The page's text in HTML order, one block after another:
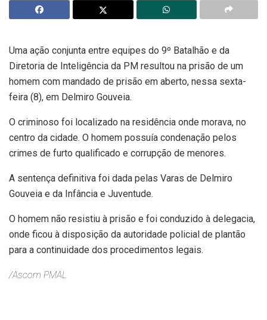
Uma ação conjunta entre equipes do 9º Batalhão e da
Diretoria de Inteligência da PM resultou na prisão de um
homem com mandado de prisão em aberto, nessa sexta-
feira (8), em Delmiro Gouveia.
O criminoso foi localizado na residência onde morava, no
centro da cidade. O homem possuía condenação pelos
crimes de furto qualificado e corrupção de menores.
A sentença definitiva foi dada pelas Varas de Delmiro
Gouveia e da Infância e Juventude.
O homem não resistiu à prisão e foi conduzido à delegacia,
onde ficou à disposição da autoridade policial de plantão
para a continuidade dos procedimentos legais.
/Ascom PMAL